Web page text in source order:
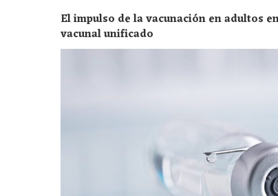
El impulso de la vacunación en adultos
vacunal unificado